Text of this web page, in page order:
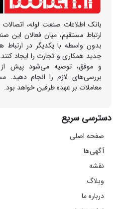
بانک اطلاعات صنعت لوله،
ارتباط مستقیم، میان فعالان این
بدون واسطه با یکدیگر در
جدید همکاری و تجارت را ایجاد
و موفق، توصیه می‌شود پیش از
بررسی‌های لازم را انجام دهید.
معاملات بر عهده طرفین خواهد بود.
دسترسی سریع
صفحه اصلی
آگهی‌ها
نقشه
وبلاگ
درباره ما